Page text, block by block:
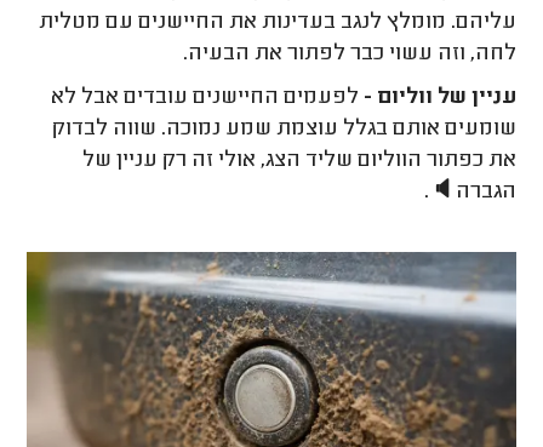
עליהם. מומלץ לנגב בעדינות את החיישנים עם מטלית
לחה, וזה עשוי כבר לפתור את הבעיה.
עניין של ווליום - לפעמים החיישנים עובדים אבל לא
שומעים אותם בגלל עוצמת שמע נמוכה. שווה לבדוק
את כפתור הווליום שליד הצג, אולי זה רק עניין של
הגברה 🔈
.